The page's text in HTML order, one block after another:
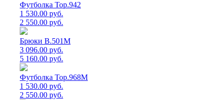
Футболка Top.942
1 530.00 руб.
2 550.00 руб.
Брюки B.501M
3 096.00 руб.
5 160.00 руб.
Футболка Top.968M
1 530.00 руб.
2 550.00 руб.